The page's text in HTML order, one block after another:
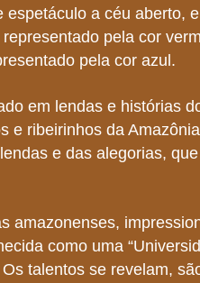
espetáculo a céu aberto,
pela cor
pela cor azul.
em lendas e histórias
e ribeirinhos da
e das alegorias,
amazonenses,
como uma
talentos se revelam,